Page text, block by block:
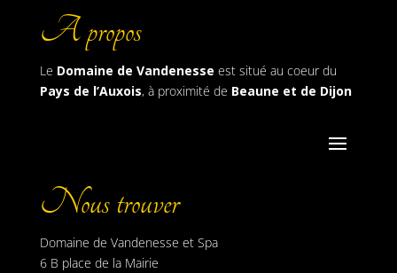
A propos
Le Domaine de Vandenesse est situé au coeur du
Pays de l’Auxois, à proximité de Beaune et de Dijon
Nous trouver
Domaine de Vandenesse et Spa
6 B place de la Mairie